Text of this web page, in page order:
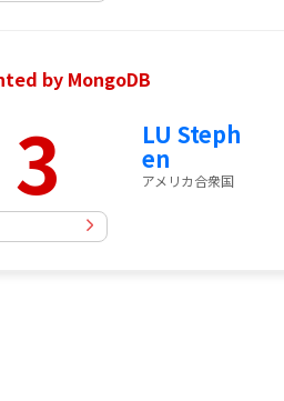
by MongoDB
3 LU Steph
en
アメリカ合衆国